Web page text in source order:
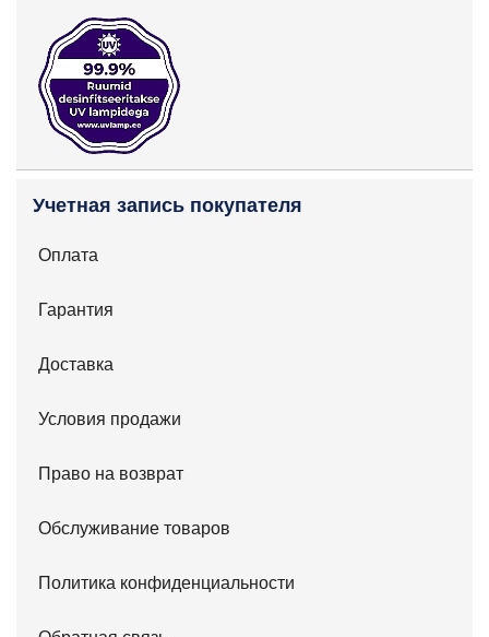
Учетная запись покупателя
Оплата
Гарантия
Доставка
Условия продажи
Право на возврат
Обслуживание товаров
Политика конфиденциальности